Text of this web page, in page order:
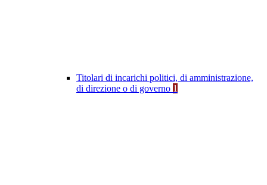
Titolari di incarichi politici, di amministrazione,
di direzione o di governo 1